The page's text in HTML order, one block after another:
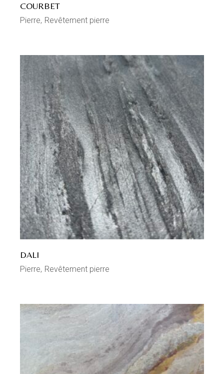
COURBET
Pierre Revêtement pierre
DALI
Pierre Revêtement pierre